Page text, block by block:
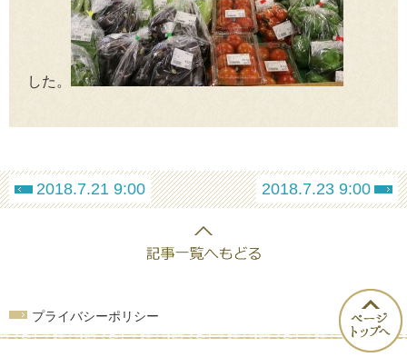
した。
2018.7.21 9:00 2018.7.23 9:00
プライバシーポリシー